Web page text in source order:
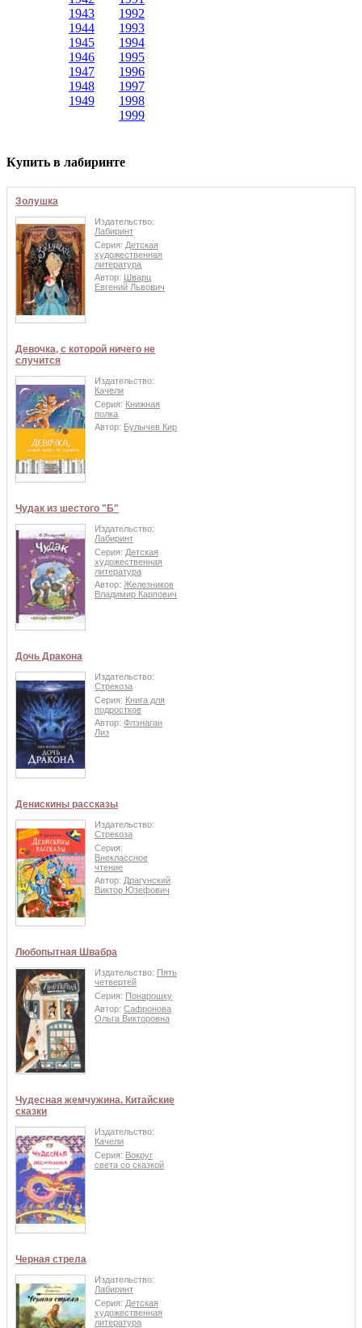
1943
1944
1945
1946
1947
1948
1949
1992
1993
1994
1995
1996
1997
1998
1999
Купить в лабиринте
Золушка
Издательство:
Лабиринт
Серия: Детская
художественная
литература
Автор:
Шварц
Евгений Львович
Девочка, с которой ничего не
случится
Издательство:
Качели
Серия: Книжная
полка
Автор: Булычев Кир
Чудак из шестого "Б"
Издательство:
Лабиринт
Серия: Детская
художественная
литература
Автор: Железников
Владимир Карпович
Дочь Дракона
Издательство:
Стрекоза
Серия: Книга для
подростков
Автор: Флэнаган
Лиз
Денискины рассказы
Издательство:
Стрекоза
Серия:
Внеклассное
чтение
Автор: Драгунский
Виктор Юзефович
Любопытная Швабра
Издательство: Пять
четвертей
Серия: Понарошку
Автор: Сафронова
Ольга Викторовна
Чудесная жемчужина. Китайские
сказки
Издательство:
Качели
Серия: Вокруг
света со сказкой
Черная стрела
Издательство:
Лабиринт
Серия: Детская
художественная
литература